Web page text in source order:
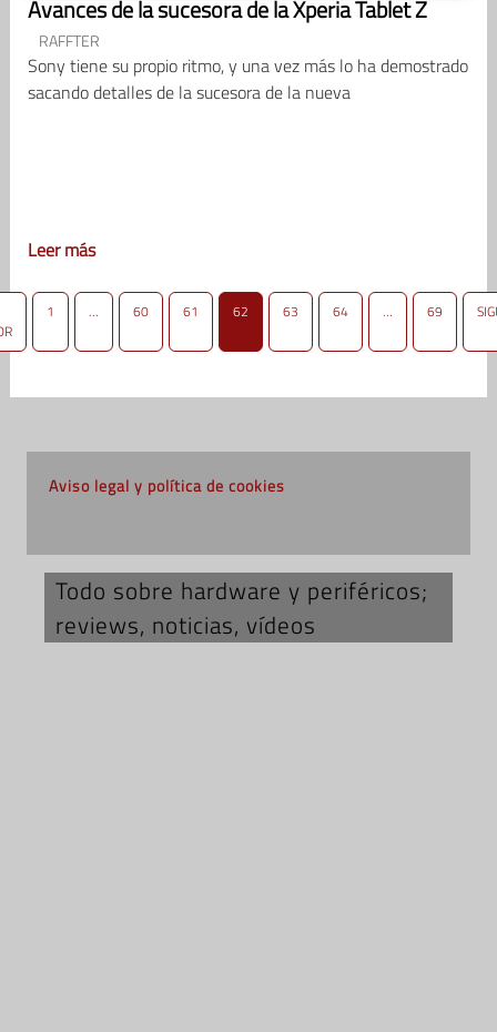
Avances de la sucesora de la Xperia Tablet Z
RAFFTER
Sony tiene su propio ritmo, y una vez más lo ha demostrado
sacando detalles de la sucesora de la nueva
Leer más
1 … 60 61 62 63 64 … 69
Aviso legal y política de cookies
Todo sobre hardware y periféricos;
reviews, noticias, vídeos